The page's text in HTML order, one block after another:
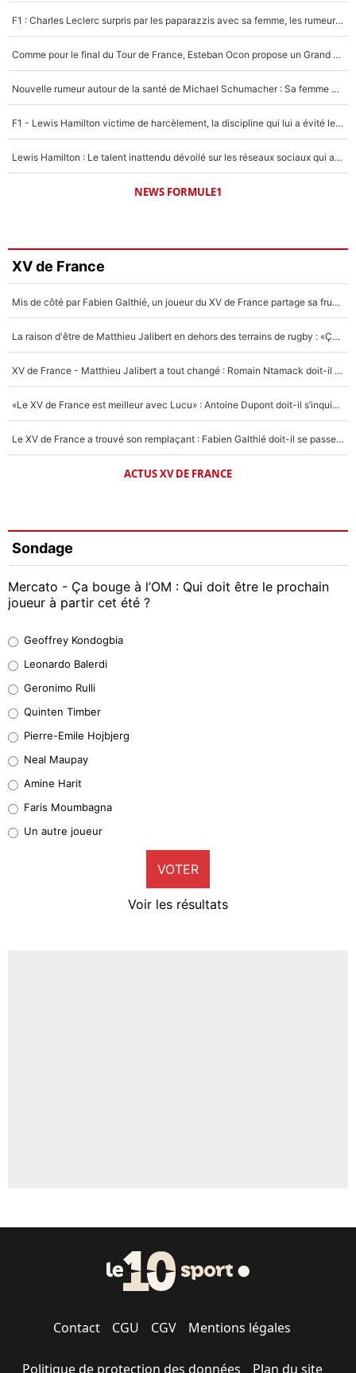
F1 : Charles Leclerc surpris par les paparazzis avec sa femme, les rumeurs étaient vraies !
Comme pour le final du Tour de France, Esteban Ocon propose un Grand Prix de Formule 1 à Paris : «Autour de l’Arc de Triomphe, ce serait génial» !
Nouvelle rumeur autour de la santé de Michael Schumacher : Sa femme Corinna sort du silence
F1 - Lewis Hamilton victime de harcèlement, la discipline qui lui a évité le pire : «J'aurais probablement mal tourné»
Lewis Hamilton : Le talent inattendu dévoilé sur les réseaux sociaux qui a impressionné Kim Kardashian pendant leurs vacances en amoureux !
NEWS FORMULE1
XV de France
Mis de côté par Fabien Galthié, un joueur du XV de France partage sa frustration : «ils ne me l’ont pas dit tout de suite»
La raison d'être de Matthieu Jalibert en dehors des terrains de rugby : «Ça m'atteint autant que si tu touches à un membre de ma famille»
XV de France - Matthieu Jalibert a tout changé : Romain Ntamack doit-il s’inquiéter pour sa place à un an de la Coupe du monde ?
«Le XV de France est meilleur avec Lucu» : Antoine Dupont doit-il s’inquiéter pour sa place ?
Le XV de France a trouvé son remplaçant : Fabien Galthié doit-il se passer d'Antoine Dupont ?
ACTUS XV DE FRANCE
Sondage
Mercato - Ça bouge à l’OM : Qui doit être le prochain
joueur à partir cet été ?
38%
32%
4%
1%
9%
Geoffrey Kondogbia
Leonardo Balerdi
Geronimo Rulli
Quinten Timber
Pierre-Emile Hojbjerg
Neal Maupay
Amine Harit
Faris Moumbagna
Un autre joueur
VOTER
Voir les résultats
Contact CGU CGV Mentions légales
Politique de protection des données Plan du site